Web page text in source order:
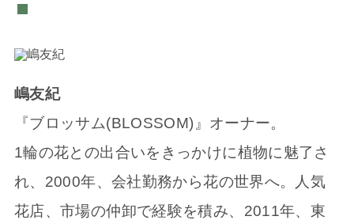
嶋友紀
『ブロッサム(BLOSSOM)』オーナー。
1輪の花との出合いをきっかけに植物に魅了さ
れ、2000年、会社勤務から花の世界へ。人気
花店、市場の仲卸で経験を積み、2011年、東